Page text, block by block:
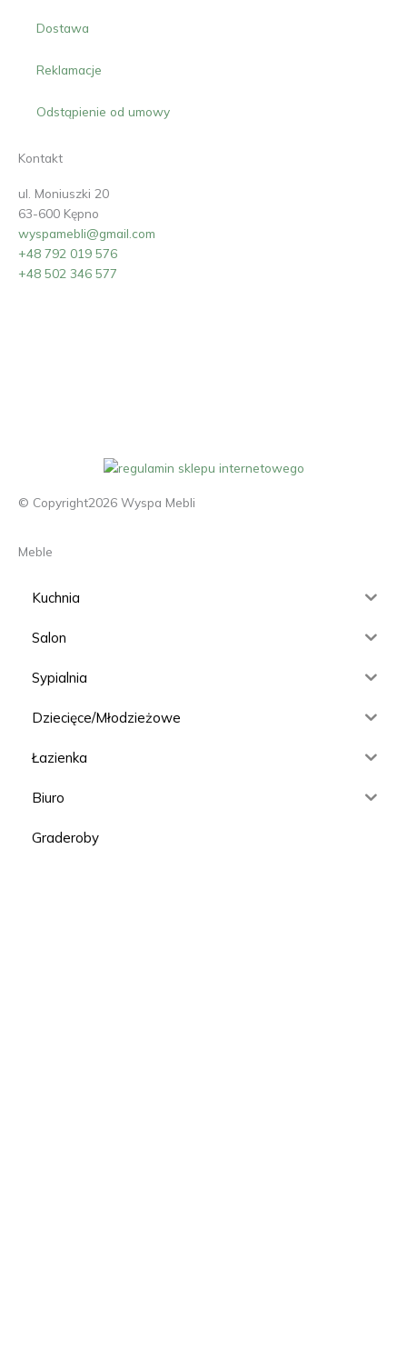
Dostawa
Reklamacje
Odstąpienie od umowy
Kontakt
ul. Moniuszki 20
63-600 Kępno
wyspamebli@gmail.com
+48 792 019 576
+48 502 346 577
© Copyright2026 Wyspa Mebli
Meble
Kuchnia
Salon
Sypialnia
Dziecięce/Młodzieżowe
Łazienka
Biuro
Graderoby